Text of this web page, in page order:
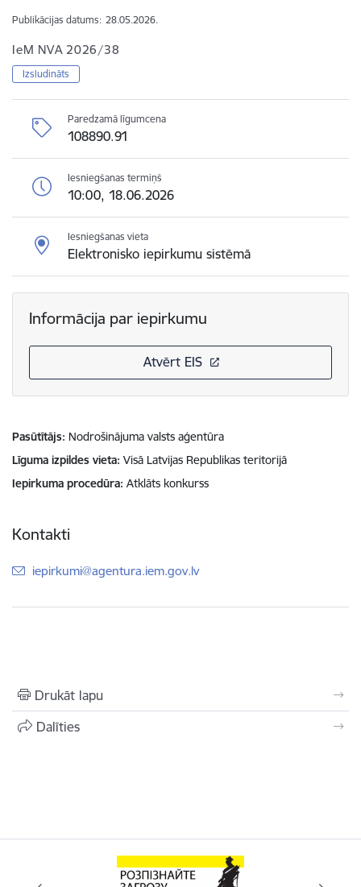
Publikācijas datums: 28.05.2026.
IeM NVA 2026/38
Izsludināts
Paredzamā līgumcena
108890.91
Iesniegšanas termiņš
10:00, 18.06.2026
Iesniegšanas vieta
Elektronisko iepirkumu sistēmā
Informācija par iepirkumu
Atvērt EIS
Pasūtītājs Nodrošinājuma valsts aģentūra
Līguma izpildes vieta Visā Latvijas Republikas teritorijā
Iepirkuma procedūra Atklāts konkurss
Kontakti
E-pasts:
iepirkumi@agentura.iem.gov.lv
Drukāt lapu
Dalīties